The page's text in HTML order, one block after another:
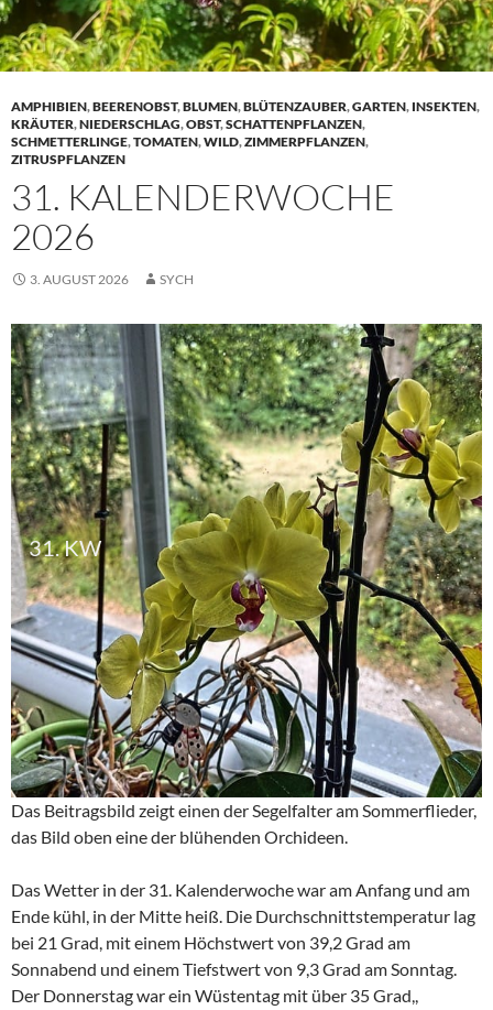
AMPHIBIEN,BEERENOBST,BLUMEN,BLÜTENZAUBER,GARTEN, INSEKTEN,
KRÄUTER,NIEDERSCHLAG,OBST,SCHATTENPFLANZEN,
SCHMETTERLINGE,TOMATEN,WILD,ZIMMERPFLANZEN,
ZITRUSPFLANZEN
31. KALENDERWOCHE
2026
3. AUGUST 2026 SYCH
31. KW
Das Beitragsbild zeigt einen der Segelfalter am Sommerflieder,
das Bild oben eine der blühenden Orchideen.
Das Wetter in der 31. Kalenderwoche war am Anfang und am
Ende kühl, in der Mitte heiß. Die Durchschnittstemperatur lag
bei 21 Grad, mit einem Höchstwert von 39,2 Grad am
Sonnabend und einem Tiefstwert von 9,3 Grad am Sonntag.
Der Donnerstag war ein Wüstentag mit über 35 Grad,,